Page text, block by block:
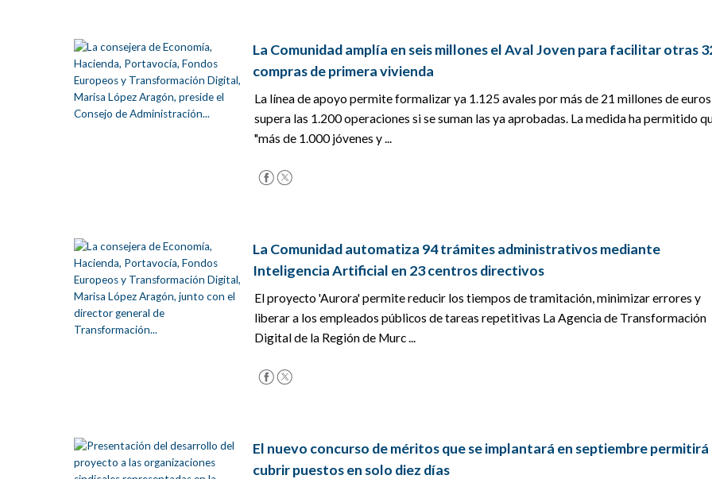
La Comunidad amplía en seis millones el Aval Joven para facilitar otras
compras de primera vivienda
La línea de apoyo permite formalizar ya 1.125 avales por más de 21 millones de
supera las 1.200 operaciones si se suman las ya aprobadas. La medida ha permitido
"más de 1.000 jóvenes y ...
La Comunidad automatiza 94 trámites administrativos mediante
Inteligencia Artificial en 23 centros directivos
El proyecto 'Aurora' permite reducir los tiempos de tramitación, minimizar errores y
liberar a los empleados públicos de tareas repetitivas La Agencia de Transformación
Digital de la Región de Murc ...
El nuevo concurso de méritos que se implantará en septiembre permitirá
cubrir puestos en solo diez días